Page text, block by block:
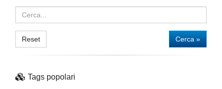
Reset Cerca »
Tags popolari